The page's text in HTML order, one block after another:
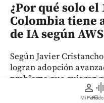
person
Mi Perfil
¿Por qué solo el
Colombia tiene
de IA según
Según Javier
logran adopción
problema que quieren
tecnología. La falta de